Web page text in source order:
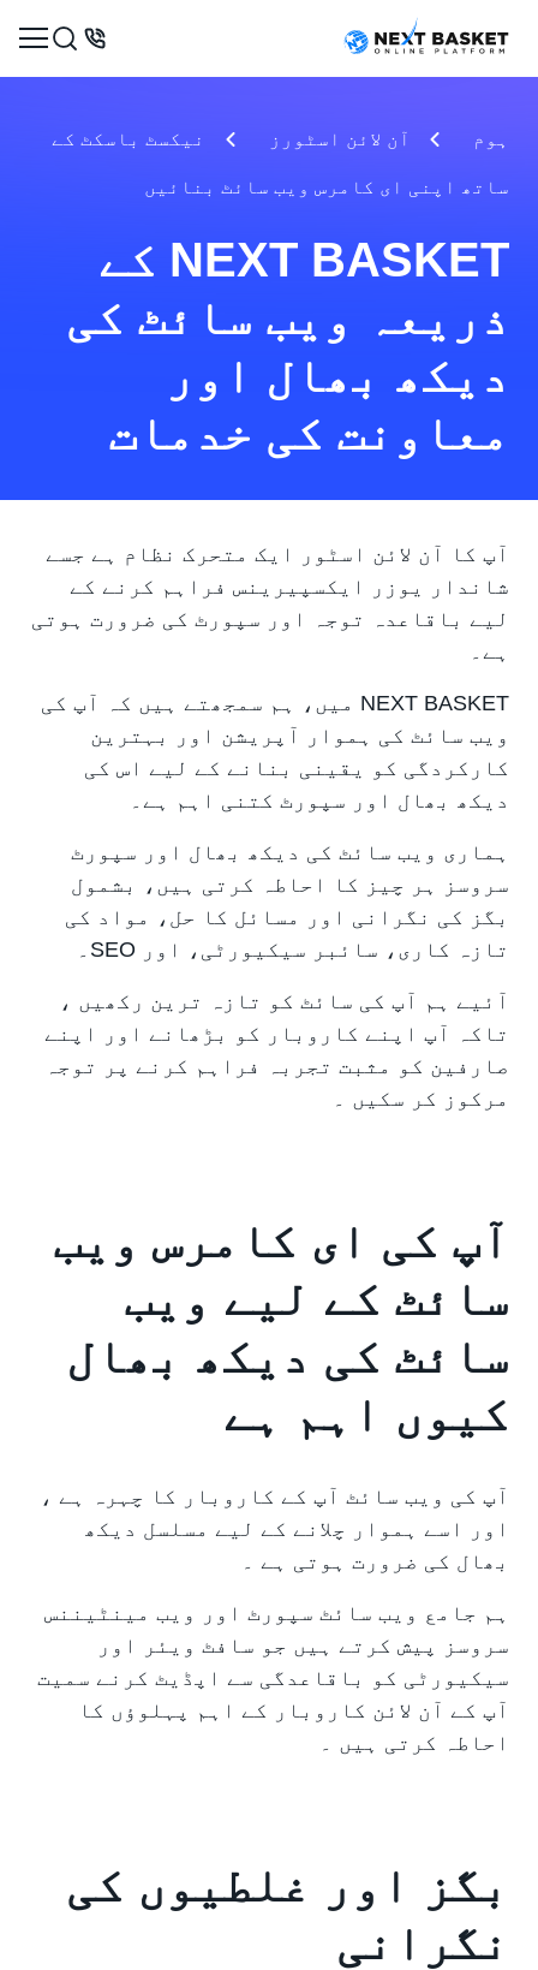
+92 51 830 14 49
Indonesia
Indonesia ID
Nigeria
Pakistan
Philippines
العربية Bulgaria
لاگ ان کریں
ہوم آن لائن اسٹورز نیکسٹ باسکٹ کے
ساتھ اپنی ای کامرس ویب سائٹ بنائیں
NEXT BASKET کے
ذریعہ ویب سائٹ کی
دیکھ بھال اور
معاونت کی خدمات
آپ کا آن لائن اسٹور ایک متحرک نظام ہے جسے
شاندار یوزر ایکسپیرینس فراہم کرنے کے
لیے باقاعدہ توجہ اور سپورٹ کی ضرورت ہوتی
ہے۔
NEXT BASKET میں، ہم سمجھتے ہیں کہ آپ کی
ویب سائٹ کی ہموار آپریشن اور بہترین
کارکردگی کو یقینی بنانے کے لیے اس کی
دیکھ بھال اور سپورٹ کتنی اہم ہے۔
ہماری ویب سائٹ کی دیکھ بھال اور سپورٹ
سروسز ہر چیز کا احاطہ کرتی ہیں، بشمول
بگز کی نگرانی اور مسائل کا حل، مواد کی
تازہ کاری، سائبر سیکیورٹی، اور SEO۔
آئیے ہم آپ کی سائٹ کو تازہ ترین رکھیں ،
تاکہ آپ اپنے کاروبار کو بڑھانے اور اپنے
صارفین کو مثبت تجربہ فراہم کرنے پر توجہ
مرکوز کر سکیں ۔
آپ کی ای کامرس ویب
سائٹ کے لیے ویب
سائٹ کی دیکھ بھال
کیوں اہم ہے
آپ کی ویب سائٹ آپ کے کاروبار کا چہرہ ہے ،
اور اسے ہموار چلانے کے لیے مسلسل دیکھ
بھال کی ضرورت ہوتی ہے ۔
ہم جامع ویب سائٹ سپورٹ اور ویب مینٹیننس
سروسز پیش کرتے ہیں جو سافٹ ویئر اور
سیکیورٹی کو باقاعدگی سے اپڈیٹ کرنے سمیت
آپ کے آن لائن کاروبار کے اہم پہلوؤں کا
احاطہ کرتی ہیں ۔
بگز اور غلطیوں کی
نگرانی